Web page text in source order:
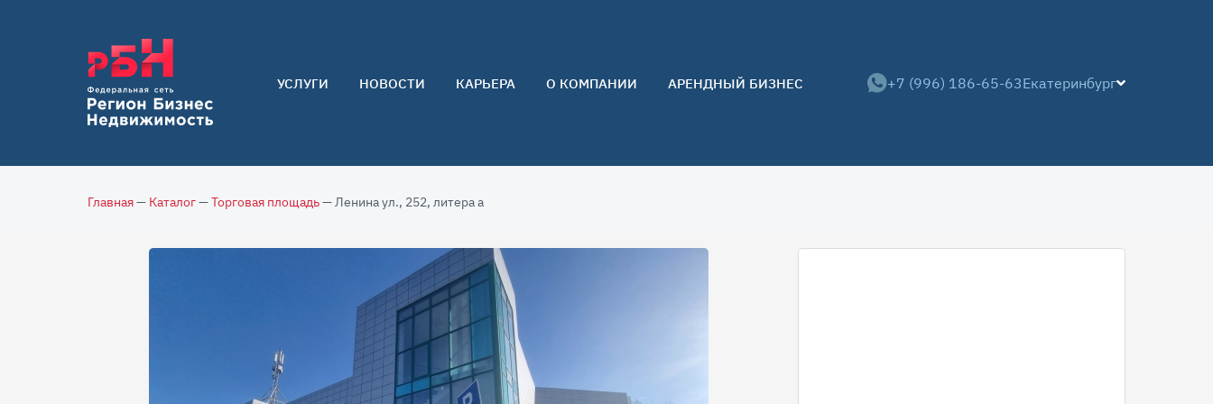
УСЛУГИ
Покупателям
НОВОСТИ КАРЬЕРА О КОМПАНИИ
Команда
АРЕНДНЫЙ БИЗНЕС +7 (996) 186-65-63Екатеринбург
Главная— Каталог—Торговая площадь— Ленина ул., 252, литера а